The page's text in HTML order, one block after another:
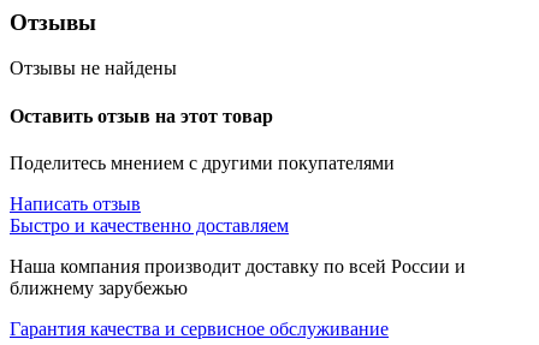
Отзывы
Отзывы не найдены
Оставить отзыв на этот товар
Поделитесь мнением с другими покупателями
Написать отзыв
Быстро и качественно доставляем
Наша компания производит доставку по всей России и
ближнему зарубежью
Гарантия качества и сервисное обслуживание